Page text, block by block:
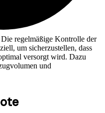
regelmäßige Kontrolle der
um sicherzustellen, dass
versorgt wird. Dazu
und